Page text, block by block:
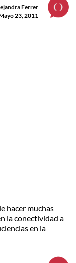
Ferrer
23, 2011
hacer muchas
la conectividad a
en la